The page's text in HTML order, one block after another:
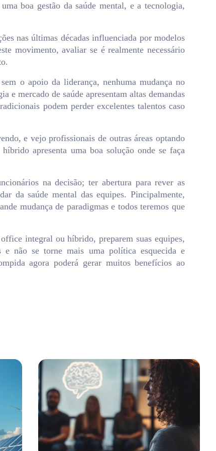
boa gestão da saúde mental, e a tecnologia,
nas últimas décadas influenciada por modelos
movimento, avaliar se é realmente necessário
o apoio da liderança, nenhuma mudança no
e mercado de saúde apresentam altas demandas
podem perder excelentes talentos caso
e vejo profissionais de outras áreas optando
apresenta uma boa solução onde se faça
na decisão; ter abertura para rever as
da saúde mental das equipes. Pincipalmente,
mudança de paradigmas e todos teremos que
integral ou híbrido, preparem suas equipes,
não se torne mais uma política esquecida e
agora poderá gerar muitos benefícios ao